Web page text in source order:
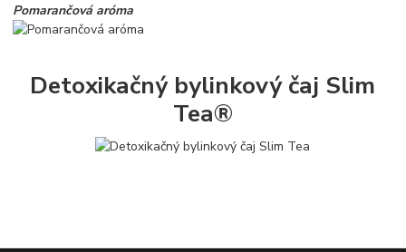
Pomarančová aróma
Detoxikačný bylinkový čaj Slim
Tea®